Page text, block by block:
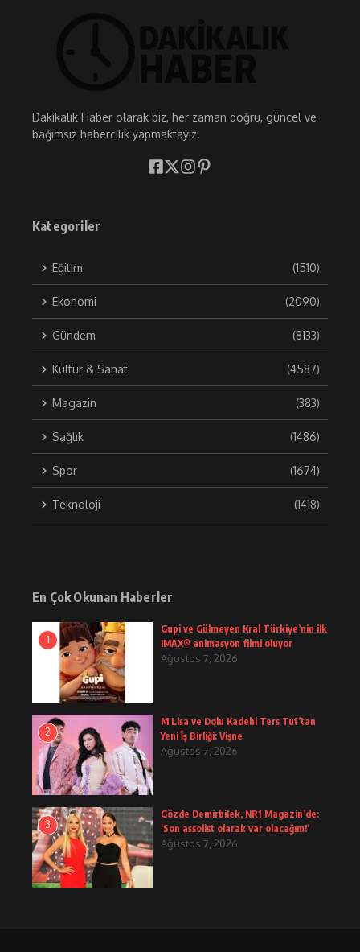
Dakikalık Haber olarak biz, her zaman doğru, güncel ve
bağımsız habercilik yapmaktayız.
Kategoriler
Eğitim (1510)
Ekonomi (2090)
Gündem (8133)
Kültür & Sanat (4587)
Magazin (383)
Sağlık (1486)
Spor (1674)
Teknoloji (1418)
En Çok Okunan Haberler
1
Gupi ve Gülmeyen Kral Türkiye’nin ilk
IMAX® animasyon filmi oluyor
Ağustos 7, 2026
2
M Lisa ve Dolu Kadehi Ters Tut’tan
Yeni İş Birliği: Vişne
Ağustos 7, 2026
3
Gözde Demirbilek, NR1 Magazin’de:
‘Son assolist olarak var olacağım!’
Ağustos 7, 2026